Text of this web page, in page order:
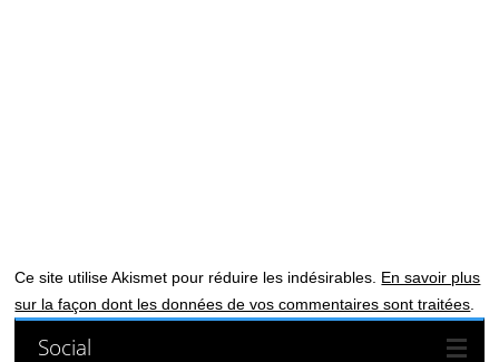
Ce site utilise Akismet pour réduire les indésirables. En savoir plus
sur la façon dont les données de vos commentaires sont traitées.
Social